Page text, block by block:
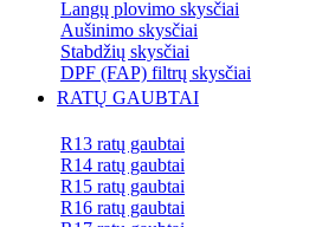
Langų plovimo skysčiai
Aušinimo skysčiai
Stabdžių skysčiai
DPF (FAP) filtrų skysčiai
RATŲ GAUBTAI
R13 ratų gaubtai
R14 ratų gaubtai
R15 ratų gaubtai
R16 ratų gaubtai